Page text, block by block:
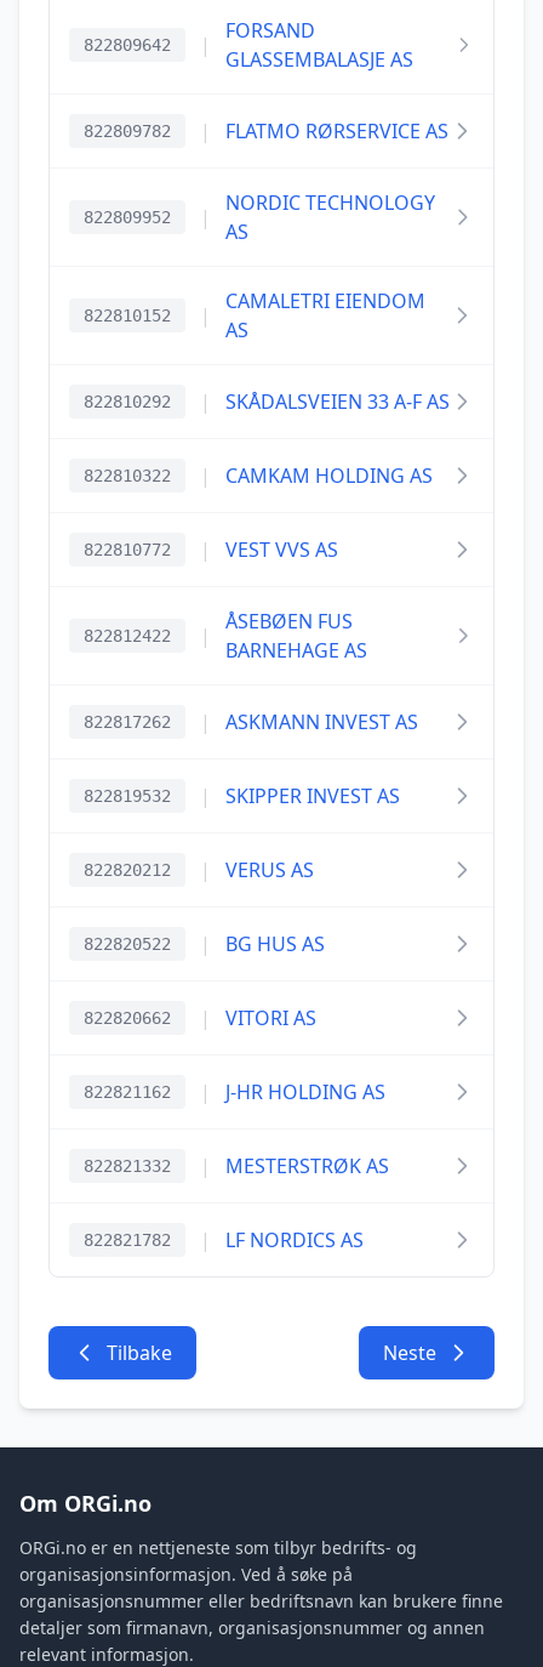
822809642 |
FORSAND
GLASSEMBALASJE AS
822809782 | FLATMO RØRSERVICE AS
822809952 |
NORDIC TECHNOLOGY
AS
822810152 |
CAMALETRI EIENDOM
AS
822810292 | SKÅDALSVEIEN 33 A-F AS
822810322 | CAMKAM HOLDING AS
822810772 | VEST VVS AS
822812422 |
ÅSEBØEN FUS
BARNEHAGE AS
822817262 | ASKMANN INVEST AS
822819532 | SKIPPER INVEST AS
822820212 | VERUS AS
822820522 | BG HUS AS
822820662 | VITORI AS
822821162 | J-HR HOLDING AS
822821332 | MESTERSTRØK AS
822821782 | LF NORDICS AS
Tilbake Neste
Om ORGi.no
ORGi.no er en nettjeneste som tilbyr bedrifts- og
organisasjonsinformasjon. Ved å søke på
organisasjonsnummer eller bedriftsnavn kan brukere finne
detaljer som firmanavn, organisasjonsnummer og annen
relevant informasjon.